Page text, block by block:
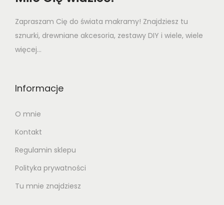
Zapraszam Cię do świata makramy! Znajdziesz tu
sznurki, drewniane akcesoria, zestawy DIY i wiele, wiele
więcej...
Informacje
O mnie
Kontakt
Regulamin sklepu
Polityka prywatności
Tu mnie znajdziesz